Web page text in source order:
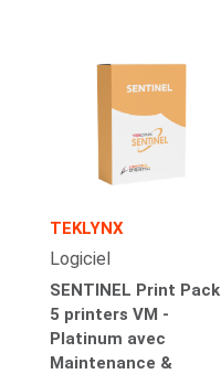
TEKLYNX
Logiciel
SENTINEL Print Pack
5 printers VM -
Platinum avec
Maintenance &